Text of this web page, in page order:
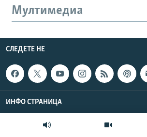
Мултимедиа
СЛЕДЕТЕ НЕ
ИНФО СТРАНИЦА